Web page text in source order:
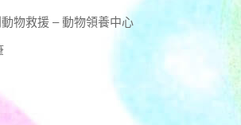
物救援 – 動物領養中心